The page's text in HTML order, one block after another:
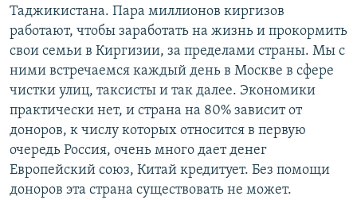
Таджикистана. Пара миллионов киргизов
работают, чтобы заработать на жизнь и прокормить
свои семьи в Киргизии, за пределами страны. Мы с
ними встречаемся каждый день в Москве в сфере
чистки улиц, таксисты и так далее. Экономики
практически нет, и страна на 80% зависит от
доноров, к числу которых относится в первую
очередь Россия, очень много дает денег
Европейский союз, Китай кредитует. Без помощи
доноров эта страна существовать не может.